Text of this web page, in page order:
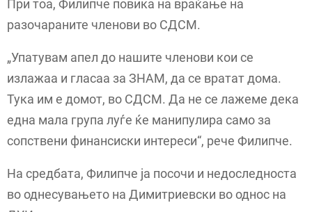
При тоа, Филипче повика на враќање на
разочараните членови во СДСМ.
„Упатувам апел до нашите членови кои се
излажаа и гласаа за ЗНАМ, да се вратат дома.
Тука им е домот, во СДСМ. Да не се лажеме дека
една мала група луѓе ќе манипулира само за
сопствени финансиски интереси“, рече Филипче.
На средбата, Филипче ја посочи и недоследноста
во однесувањето на Димитриевски во однос на